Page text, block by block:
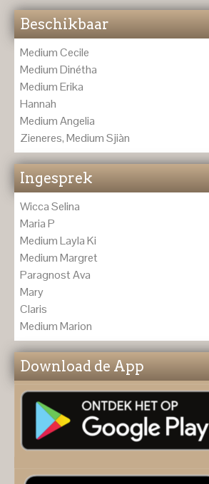
Beschikbaar
Medium Cecile
Medium Dinétha
Medium Erika
Hannah
Medium Angelia
Zieneres, Medium Sjiàn
Ingesprek
Wicca Selina
Maria P
Medium Layla Ki
Medium Margret
Paragnost Ava
Mary
Claris
Medium Marion
Download de App